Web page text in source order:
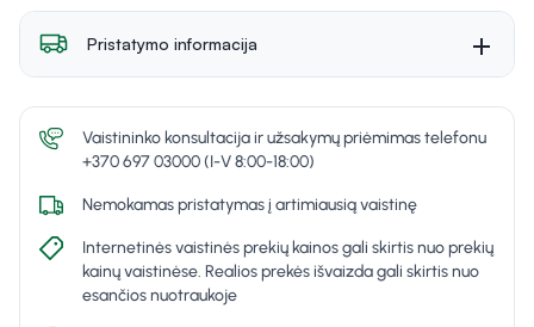
Pristatymo informacija
Vaistininko konsultacija ir užsakymų priėmimas telefonu
+370 697 03000 (I-V 8:00-18:00)
Nemokamas pristatymas į artimiausią vaistinę
Internetinės vaistinės prekių kainos gali skirtis nuo prekių
kainų vaistinėse. Realios prekės išvaizda gali skirtis nuo
esančios nuotraukoje